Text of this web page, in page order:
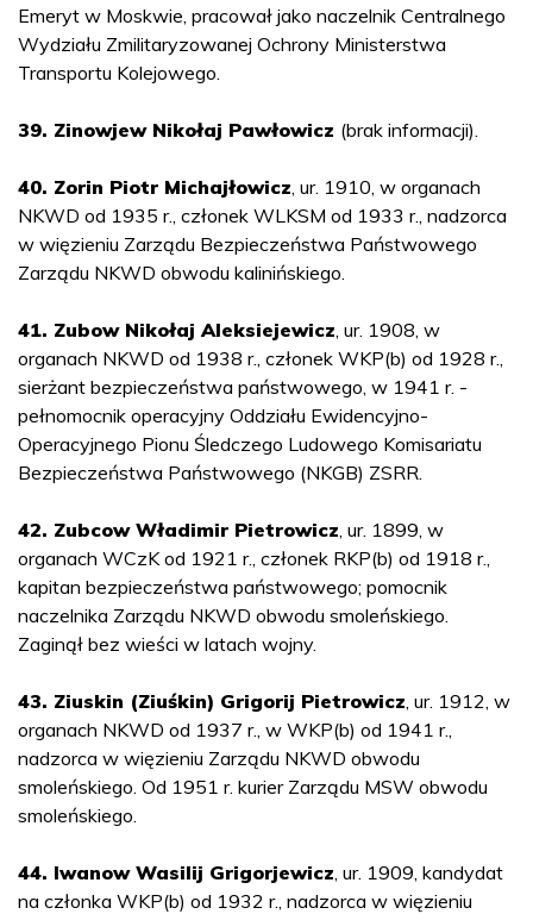
Emeryt w Moskwie, pracował jako naczelnik Centralnego
Wydziału Zmilitaryzowanej Ochrony Ministerstwa
Transportu Kolejowego.
39. Zinowjew Nikołaj Pawłowicz (brak informacji).
40. Zorin Piotr Michajłowicz , ur. 1910, w organach
NKWD od 1935 r., członek WLKSM od 1933 r., nadzorca
w więzieniu Zarządu Bezpieczeństwa Państwowego
Zarządu NKWD obwodu kalinińskiego.
41. Zubow Nikołaj Aleksiejewicz , ur. 1908, w
organach NKWD od 1938 r., członek WKP(b) od 1928 r.,
sierżant bezpieczeństwa państwowego, w 1941 r. -
pełnomocnik operacyjny Oddziału Ewidencyjno-
Operacyjnego Pionu Śledczego Ludowego Komisariatu
Bezpieczeństwa Państwowego (NKGB) ZSRR.
42. Zubcow Władimir Pietrowicz , ur. 1899, w
organach WCzK od 1921 r., członek RKP(b) od 1918 r.,
kapitan bezpieczeństwa państwowego; pomocnik
naczelnika Zarządu NKWD obwodu smoleńskiego.
Zaginął bez wieści w latach wojny.
43. Ziuskin (Ziuśkin) Grigorij Pietrowicz , ur. 1912, w
organach NKWD od 1937 r., w WKP(b) od 1941 r.,
nadzorca w więzieniu Zarządu NKWD obwodu
smoleńskiego. Od 1951 r. kurier Zarządu MSW obwodu
smoleńskiego.
44. Iwanow Wasilij Grigorjewicz , ur. 1909, kandydat
na członka WKP(b) od 1932 r., nadzorca w więzieniu